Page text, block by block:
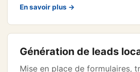
En savoir plus →
Génération de leads
Mise en place de formulaires,